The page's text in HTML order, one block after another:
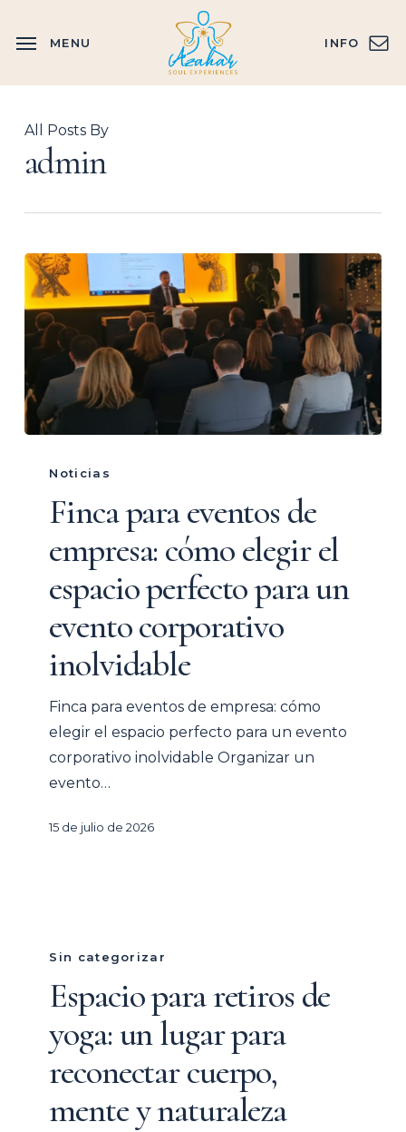
content
INFO
MENU
All Posts By
admin
para
eventos
empresa:
elegir
perfecto
para
evento
corporativo
Noticias
Finca para eventos de
empresa: cómo elegir el
espacio perfecto para un
evento corporativo
inolvidable
Finca para eventos de empresa: cómo
elegir el espacio perfecto para un evento
corporativo inolvidable Organizar un
evento…
15 de julio de 2026
para
retiros
yoga:
lugar
para
Sin categorizar
Espacio para retiros de
yoga: un lugar para
reconectar cuerpo,
mente y naturaleza